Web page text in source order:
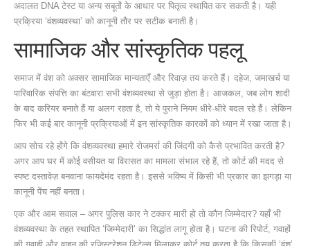
अदालत DNA टेस्ट या अन्य सबूतों के आधार पर पितृत्व स्थापित कर सकती है। यही
प्रक्रिया ‘वंशव्यवस्था’ को कानूनी तौर पर सटीक बनाती है।
सामाजिक और सांस्कृतिक पहलू
समाज में वंश को अक्सर सामाजिक मान्यताएँ और रिवाज़ तय करते हैं। दहेज, जमाखर्च या
पारिवारिक संपत्ति का बंटवारा सभी वंशव्यवस्था से जुड़ा होता है। आजकल, जब लोग शादी
के बाद करियर बनाते हैं या अलग रहता है, तो ये पुराने नियम धीरे‑धीरे बदल रहे हैं। लेकिन
फिर भी कई बार कानूनी प्रक्रियाओं में इन सांस्कृतिक कारकों को ध्यान में रखा जाता है।
आप सोच रहे होंगे कि वंशव्यवस्था हमारे रोजमर्रा की जिंदगी को कैसे प्रभावित करती है?
अगर आप घर में कोई वसीयत या विरासत का मामला संभाल रहे हैं, तो कोर्ट की मदद से
स्पष्ट दस्तावेज़ बनवाना फायदेमंद रहता है। इससे भविष्य में किसी भी प्रकार का झगड़ा या
कानूनी पेंच नहीं बनता।
एक और आम सवाल – अगर पुलिस कार ने टक्कर मारी हो तो कौन जिम्मेदार? यहाँ भी
वंशव्यवस्था के तहत स्थापित ‘जिम्मेदारी’ का सिद्धांत लागू होता है। घटना की रिपोर्ट, गवाहों